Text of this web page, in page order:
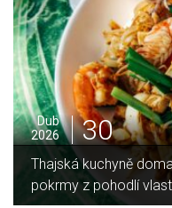
Led
2026
16
Jaký je rozdíl mezi
deskou?